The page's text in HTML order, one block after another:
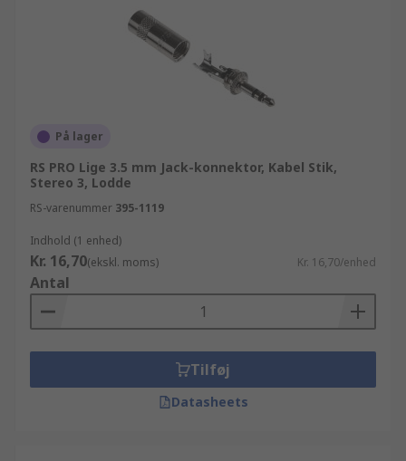
På lager
RS PRO Lige 3.5 mm Jack-konnektor, Kabel Stik,
Stereo 3, Lodde
RS-varenummer 395-1119
Indhold (1 enhed)
Kr. 16,70(ekskl. moms) Kr. 16,70/enhed
Antal
Tilføj
Datasheets